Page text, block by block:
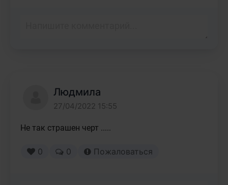
Людмила
27/04/2022 15:55
Не так страшен черт .....
0 0 Пожаловаться